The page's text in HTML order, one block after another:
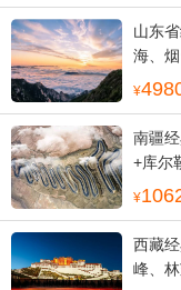
山东
海、
南疆
+库尔
西藏
峰、林